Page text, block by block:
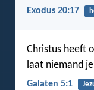
Exodus 20:17
Christus heeft
laat niemand
Galaten 5:1